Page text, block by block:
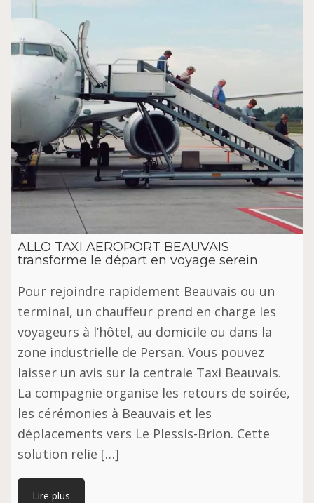
ALLO TAXI AEROPORT BEAUVAIS
transforme le départ en voyage serein
Pour rejoindre rapidement Beauvais ou un
terminal, un chauffeur prend en charge les
voyageurs à l’hôtel, au domicile ou dans la
zone industrielle de Persan. Vous pouvez
laisser un avis sur la centrale Taxi Beauvais.
La compagnie organise les retours de soirée,
les cérémonies à Beauvais et les
déplacements vers Le Plessis-Brion. Cette
solution relie […]
Lire plus